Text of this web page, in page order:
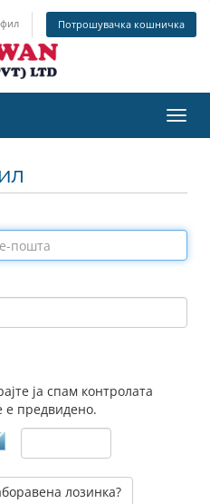
Потрошувачка кошничка
ја
ја спам контролата
е предвидено.
лозинка?